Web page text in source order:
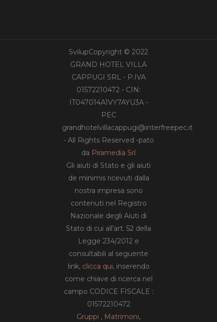
SvilupCopyright © 2022
GRAND HOTEL VILLA
CAPPUGI SRL - P.IVA
01572210472 - CIN:
IT047014A1VY7AYU3A -
PEC
grandhotelvillacappugi@interfreepec.it
- All Rights Reserved -pato
da Piramedia Srl
Gli aiuti di Stato e gli aiuti
de minimis ricevuti dalla
nostra impresa sono
contenuti nel Registro
Nazionale degli Aiuti di
Stato di cui all’art. 52 della
Legge 234/2012 e
consultabili al seguente
link, clicca qui, inserendo
come chiave di ricerca nel
campo CODICE FISCALE :
01572210472
Gruppi , Matrimoni,